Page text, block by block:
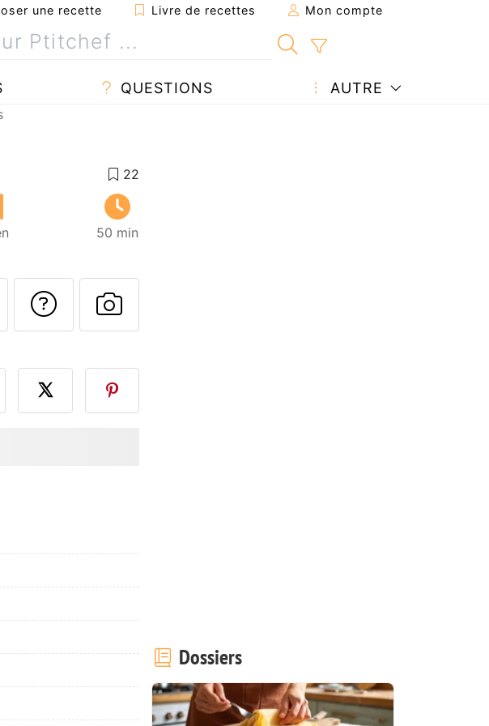
une recette Livre de recettes Mon compte
QUESTIONS AUTRE
50 min
cette recette à un ami
Imprimer cette page
Poser une question à l'auteur
Publier votre photo de cette
Dossiers